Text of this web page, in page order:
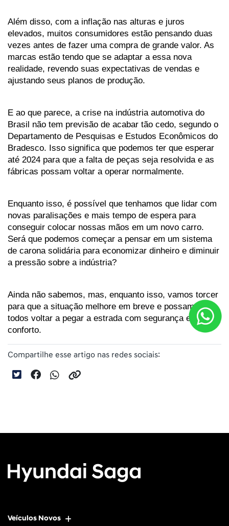
Além disso, com a inflação nas alturas e juros
elevados, muitos consumidores estão pensando duas
vezes antes de fazer uma compra de grande valor. As
marcas estão tendo que se adaptar a essa nova
realidade, revendo suas expectativas de vendas e
ajustando seus planos de produção.
E ao que parece, a crise na indústria automotiva do
Brasil não tem previsão de acabar tão cedo, segundo o
Departamento de Pesquisas e Estudos Econômicos do
Bradesco. Isso significa que podemos ter que esperar
até 2024 para que a falta de peças seja resolvida e as
fábricas possam voltar a operar normalmente.
Enquanto isso, é possível que tenhamos que lidar com
novas paralisações e mais tempo de espera para
conseguir colocar nossas mãos em um novo carro.
Será que podemos começar a pensar em um sistema
de carona solidária para economizar dinheiro e diminuir
a pressão sobre a indústria?
Ainda não sabemos, mas, enquanto isso, vamos torcer
para que a situação melhore em breve e possamos
todos voltar a pegar a estrada com segurança e
conforto.
Compartilhe esse artigo nas redes sociais:
Veículos Novos